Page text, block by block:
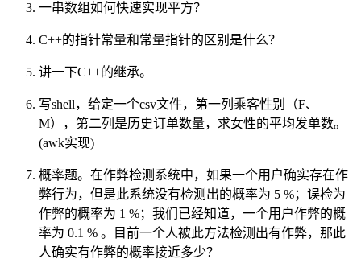
一串数组如何快速实现平方？
C++的指针常量和常量指针的区别是什么？
讲一下C++的继承。
写shell，给定一个csv文件，第一列乘客性别（F、
M），第二列是历史订单数量，求女性的平均发单数。
(awk实现)
概率题。在作弊检测系统中，如果一个用户确实存在作
弊行为，但是此系统没有检测出的概率为 5 %；误检为
作弊的概率为 1 %；我们已经知道，一个用户作弊的概
率为 0.1 % 。目前一个人被此方法检测出有作弊，那此
人确实有作弊的概率接近多少？